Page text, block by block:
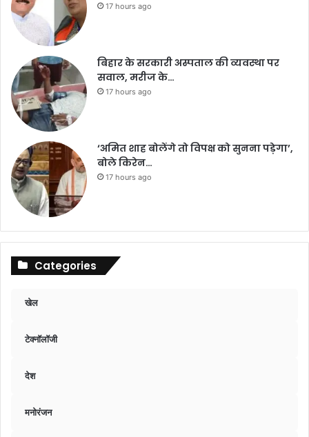
17 hours ago
बिहार के सरकारी अस्पताल की व्यवस्था पर
सवाल, मरीज के…
17 hours ago
‘अमित शाह बोलेंगे तो विपक्ष को सुनना पड़ेगा’,
बोले किरेन…
17 hours ago
Categories
खेल
टेक्नॉलॉजी
देश
मनोरंजन